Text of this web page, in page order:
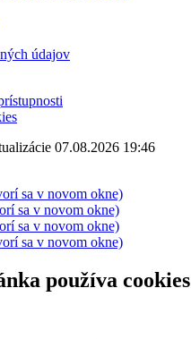
údajov
07.08.2026 19:46
sa v novom okne)
sa v novom okne)
sa v novom okne)
sa v novom okne)
používa cookies